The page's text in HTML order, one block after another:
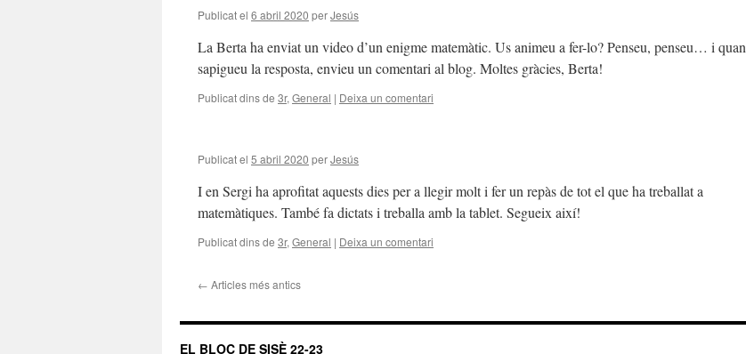
Publicat el 6 abril 2020 perJesús
La Berta ha enviat un video d’un enigme matemàtic. Us animeu a fer-lo? Penseu, penseu… i quan
sapigueu la resposta, envieu un comentari al blog. Moltes gràcies, Berta!
Publicat dins de 3r, General | Deixa un comentari
Publicat el 5 abril 2020 perJesús
I en Sergi ha aprofitat aquests dies per a llegir molt i fer un repàs de tot el que ha treballat a
matemàtiques. També fa dictats i treballa amb la tablet. Segueix així!
Publicat dins de 3r, General | Deixa un comentari
← Articles més antics
EL BLOC DE SISÈ 22-23